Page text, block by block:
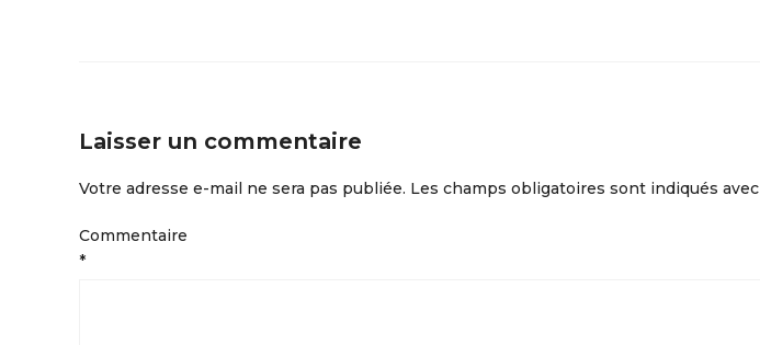
Laisser un commentaire
Votre adresse e-mail ne sera pas publiée. Les champs obligatoires sont indiqués avec
Commentaire
*